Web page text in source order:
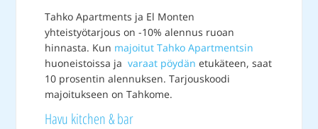
Tahko Apartments ja El Monten
yhteistyötarjous on -10% alennus ruoan
hinnasta. Kun majoitut Tahko Apartmentsin
huoneistoissa javaraat pöydän etukäteen, saat
10 prosentin alennuksen. Tarjouskoodi
majoitukseen on Tahkome.
Havu kitchen & bar